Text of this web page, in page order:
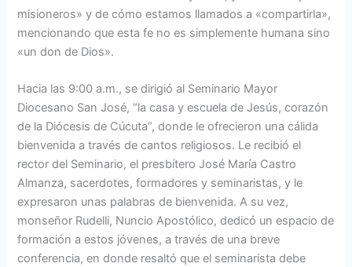
misioneros» y de cómo estamos llamados a «compartirla»,
mencionando que esta fe no es simplemente humana sino
«un don de Dios».
Hacia las 9:00 a.m., se dirigió al Seminario Mayor
Diocesano San José, “la casa y escuela de Jesús, corazón
de la Diócesis de Cúcuta”, donde le ofrecieron una cálida
bienvenida a través de cantos religiosos. Le recibió el
rector del Seminario, el presbítero José María Castro
Almanza, sacerdotes, formadores y seminaristas, y le
expresaron unas palabras de bienvenida. A su vez,
monseñor Rudelli, Nuncio Apostólico, dedicó un espacio de
formación a estos jóvenes, a través de una breve
conferencia, en donde resaltó que el seminarista debe